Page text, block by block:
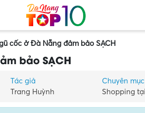
cốc ở Đà Nẵng đảm bảo SẠCH
bảo SẠCH
Tác giả
Trang Huỳnh
Chuyên mục
Shopping